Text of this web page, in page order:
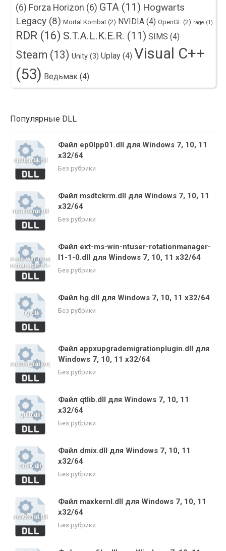
(6) Forza Horizon (6) GTA (11) Hogwarts
Legacy (8) Mortal Kombat (2) NVIDIA (4) OpenGL (2) rage (1)
RDR (16) S.T.A.L.K.E.R. (11) SIMS (4)
Steam (13) Unity (3) Uplay (4) Visual C++
(53) Ведьмак (4)
Популярные DLL
Файл ep0lpp01.dll для Windows 7, 10, 11
x32/64
Без рубрики
Файл msdtckrm.dll для Windows 7, 10, 11
x32/64
Без рубрики
Файл ext-ms-win-ntuser-rotationmanager-
l1-1-0.dll для Windows 7, 10, 11 x32/64
Без рубрики
Файл hg.dll для Windows 7, 10, 11 x32/64
Без рубрики
Файл appxupgrademigrationplugin.dll для
Windows 7, 10, 11 x32/64
Без рубрики
Файл qtlib.dll для Windows 7, 10, 11
x32/64
Без рубрики
Файл dmix.dll для Windows 7, 10, 11
x32/64
Без рубрики
Файл maxkernl.dll для Windows 7, 10, 11
x32/64
Без рубрики